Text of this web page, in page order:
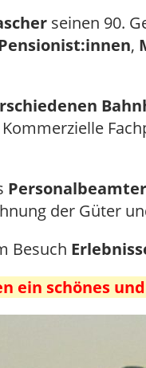
seinen 90.
,
Personalbeamter
der Güter
Besuch
ein schönes